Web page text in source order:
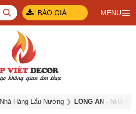
BÁO GIÁ MENU
Nhà Hàng Lẩu Nướng LONG AN - NHÀ